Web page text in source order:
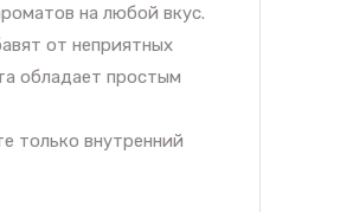
на любой вкус.
от неприятных
обладает простым
только внутренний